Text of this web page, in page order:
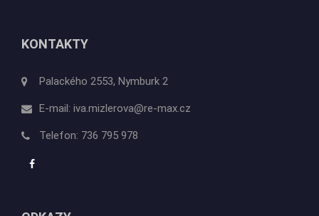
KONTAKTY
Palackého 2553, Nymburk 2
E-mail: iva.mizlerova@re-max.cz
Telefon: 736 795 978